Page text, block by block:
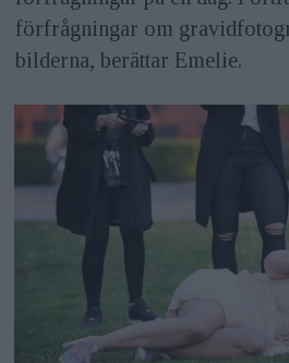
förfrågningar om
bilderna, berättar Emelie.